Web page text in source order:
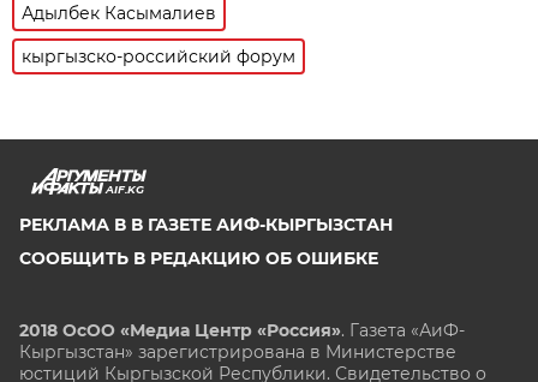
Адылбек Касымалиев
кыргызско-российский форум
AIF.KG
РЕКЛАМА В В ГАЗЕТЕ АИФ-КЫРГЫЗСТАН
СООБЩИТЬ В РЕДАКЦИЮ ОБ ОШИБКЕ
2018 ОсОО «Медиа Центр «Россия». Газета «АиФ-
Кыргызстан» зарегистрирована в Министерстве
юстиций Кыргызской Республики. Свидетельство о